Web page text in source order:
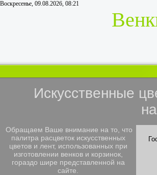
Воскресенье, 09.08.2026, 08:21
Искусственные
Обращаем Ваше внимание на то, что
палитра расцветок искусственных
цветов и лент, использованных при
изготовлении венков и корзинок,
гораздо шире представленной на
сайте.